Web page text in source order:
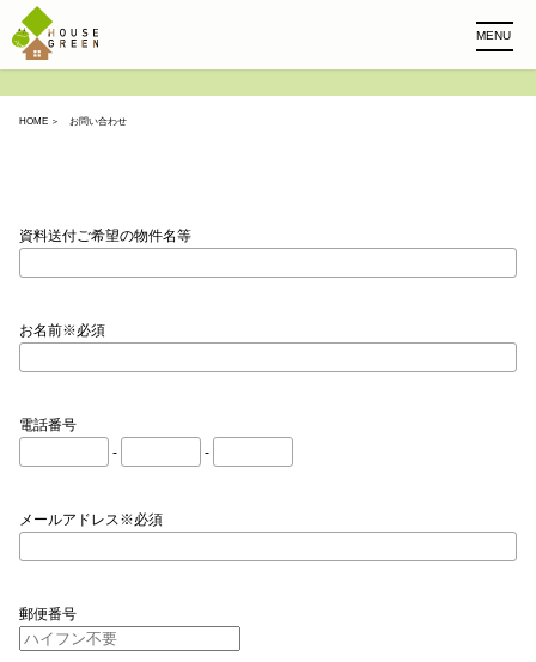
MENU
HOME ＞ お問い合わせ
資料送付ご希望の物件名等
お名前※必須
電話番号
-
-
メールアドレス※必須
郵便番号